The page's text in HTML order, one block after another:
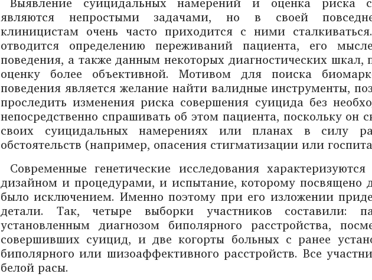
являются непростыми задачами, но в своей
клиницистам очень часто приходится с ними
отводится определению переживаний пациента, его
поведения, а также данным некоторых диагностических шкал,
оценку более объективной. Мотивом для поиска
поведения является желание найти валидные инструменты,
проследить изменения риска совершения суицида без
непосредственно спрашивать об этом пациента, поскольку он
своих суицидальных намерениях или планах в силу
обстоятельств (например, опасения стигматизации или
Современные генетические исследования
дизайном и процедурами, и испытание, которому посвящено
было исключением. Именно поэтому при его изложении
детали. Так, четыре выборки участников составили:
установленным диагнозом биполярного расстройства,
совершивших суицид, и две когорты больных с ранее
биполярного или шизоаффективного расстройств. Все
белой расы.